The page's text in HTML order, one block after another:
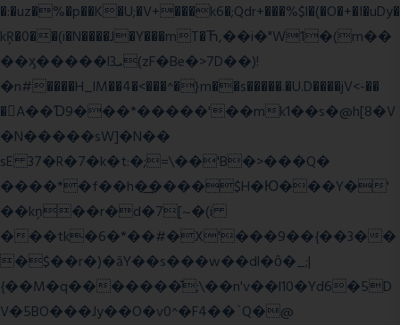
�:�uz�%�p��K�U;�V+���k6�;Qdr+���%$l�(�O�+�I�uDy�
kŖ�0��(i�N����J�Y���mT�Ћ,��i�"W1�(m��
��ӽ�����l3ܝ(zF�Be�>7D��)!
�n#����H_lM��4�<���^�}m��s�����.�U.D����jV<-��
�A��Ɗ9���*�����'��mk1��s�@h[8�V
�N�����sW]�N��
sE 37�R�7�k�t:�;=\��'B�>���Q�
����*�f��h�͢����$H�Ю���Y�'
��kņ��r�d�7[~�(i
���tk�6�*��#�X'���9��{��3��
�$��r�)�āY��s���w��dl�ȏ�_;|
{��M�q�������̆;\��n'v��l10�Yd6�5D
V�5BO���Jy��O�v0^�F4��`Q�@